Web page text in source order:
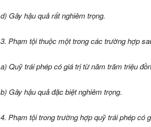
d) Gây hậu quả rất nghiêm trọng.
3. Phạm tội thuộc một trong các trường hợp
a) Quỹ trái phép có giá trị từ năm trăm triệu
b) Gây hậu quả đặc biệt nghiêm trọng.
4. Phạm tội trong trường hợp quỹ trái phép có